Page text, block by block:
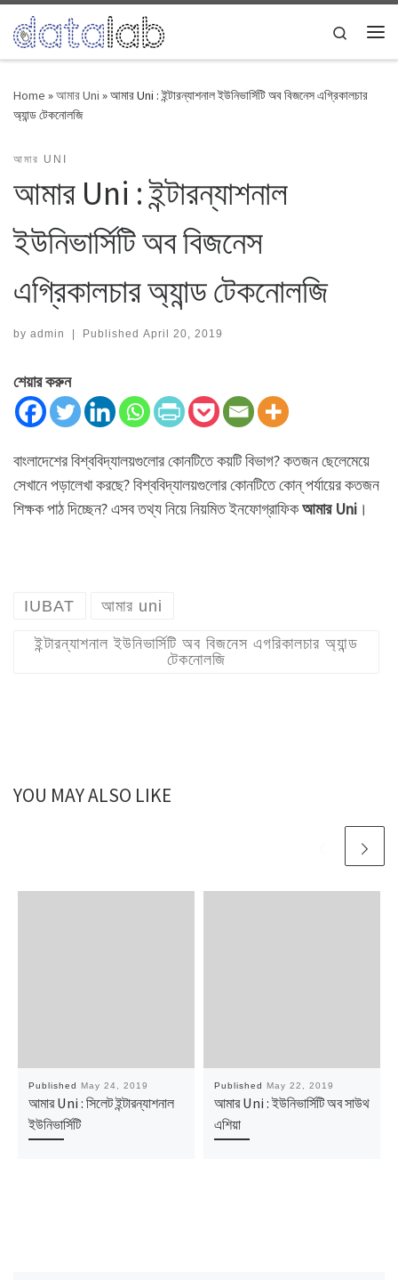
Skip to content
Search
Home »আমার Uni »আমার Uni : ইন্টারন্যাশনাল ইউনিভার্সিটি অব বিজনেস এগ্রিকালচার
অ্যান্ড টেকনোলজি
আমার UNI
আমার Uni : ইন্টারন্যাশনাল
ইউনিভার্সিটি অব বিজনেস
এগ্রিকালচার অ্যান্ড টেকনোলজি
by admin | Published April 20, 2019
শেয়ার করুন
বাংলাদেশের বিশ্ববিদ্যালয়গুলোর কোনটিতে কয়টি বিভাগ? কতজন ছেলেমেয়ে
সেখানে পড়ালেখা করছে? বিশ্ববিদ্যালয়গুলোর কোনটিতে কোন্ পর্যায়ের কতজন
শিক্ষক পাঠ দিচ্ছেন? এসব তথ্য নিয়ে নিয়মিত ইনফোগ্রাফিকআমার Uni ।
IUBAT আমার uni
ইন্টারন্যাশনাল ইউনিভার্সিটি অব বিজনেস এগরিকালচার অ্যান্ড
টেকনোলজি
YOU MAY ALSO LIKE
Published May 24, 2019
আমার Uni : সিলেট ইন্টারন্যাশনাল
ইউনিভার্সিটি
Published May 22, 2019
আমার Uni : ইউনিভার্সিটি অব সাউথ
এশিয়া